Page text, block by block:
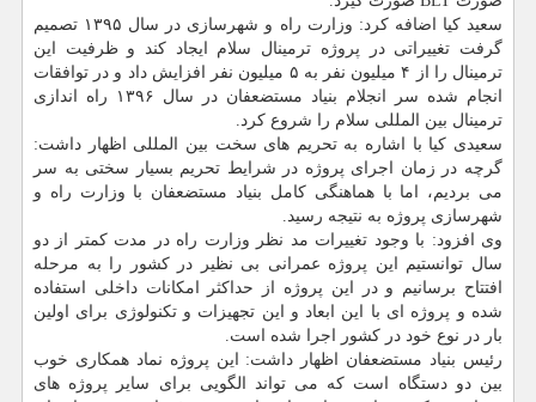
سعید كیا اضافه كرد: وزارت راه و شهرسازی در سال ۱۳۹۵ تصمیم
گرفت تغییراتی در پروژه ترمینال سلام ایجاد كند و ظرفیت این
ترمینال را از ۴ میلیون نفر به ۵ میلیون نفر افزایش داد و در توافقات
انجام شده سر انجلام بنیاد مستضعفان در سال ۱۳۹۶ راه اندازی
ترمینال بین المللی سلام را شروع كرد.
سعیدی كیا با اشاره به تحریم های سخت بین المللی اظهار داشت:
گرچه در زمان اجرای پروژه در شرایط تحریم بسیار سختی به سر
می بردیم، اما با هماهنگی كامل بنیاد مستضعفان با وزارت راه و
شهرسازی پروژه به نتیجه رسید.
وی افزود: با وجود تغییرات مد نظر وزارت راه در مدت كمتر از دو
سال توانستیم این پروژه عمرانی بی نظیر در كشور را به مرحله
افتتاح برسانیم و در این پروژه از حداكثر امكانات داخلی استفاده
شده و پروژه ای با این ابعاد و این تجهیزات و تكنولوژی برای اولین
بار در نوع خود در كشور اجرا شده است.
رئیس بنیاد مستضعفان اظهار داشت: این پروژه نماد همكاری خوب
بین دو دستگاه است كه می تواند الگویی برای سایر پروژه های